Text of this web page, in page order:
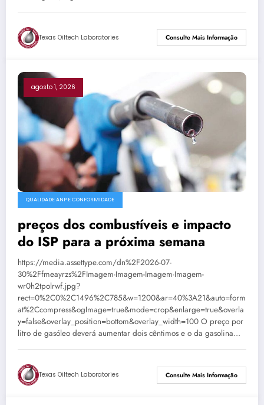
Texas Oiltech Laboratories Consulte Mais Informação
agosto 1, 2026
QUALIDADE ANP E CONFORMIDADE
preços dos combustíveis e impacto
do ISP para a próxima semana
https://media.assettype.com/dn%2F2026-07-
30%2Ffmeayrzs%2FImagem-Imagem-Imagem-Imagem-
wr0h2tpolrwf.jpg?
rect=0%2C0%2C1496%2C785&w=1200&ar=40%3A21&auto=form
at%2Ccompress&ogImage=true&mode=crop&enlarge=true&overla
y=false&overlay_position=bottom&overlay_width=100 O preço por
litro de gasóleo deverá aumentar dois cêntimos e o da gasolina…
Texas Oiltech Laboratories Consulte Mais Informação